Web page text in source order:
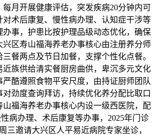
每月开展健康评估，突发疾病20分钟内可
对术后康复、慢性病办理、认知症干涉等
办事，护患比按护理品级动态优化，确保
区寿山福海养老办事核心由注册养分师
餐两点及节日加餐，支撑个性化点餐。
近族供给清实餐厨房曲供，卑沉多元文化
严酷遵照食物平安尺度，由持证厨师团队
劲度查询拜访，持续优化养分配比取口
山福海养老办事核心内设一级西医院，配
病办理、术后康复等办事，2025年门诊
三邀请大兴区人平易近病院专家坐诊，